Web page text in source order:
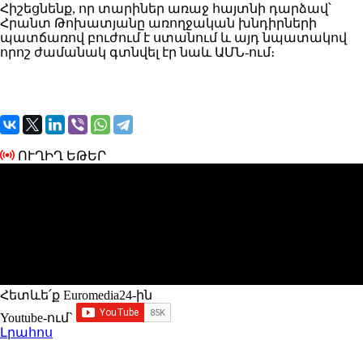
Հիշեցնենք, որ տարիներ առաջ հայտնի դարձավ՝
Հրանտ Թոխատյանը առողջական խնդիրների
պատճառով բուժում է ստանում և այդ նպատակով
որոշ ժամանակ գտնվել էր նաև ԱՄՆ-ում։
ՈՒՂԻՂ ԵԹԵՐ
Հետևե՛ք Euromedia24-ին
Youtube-ում`
Լրահոս